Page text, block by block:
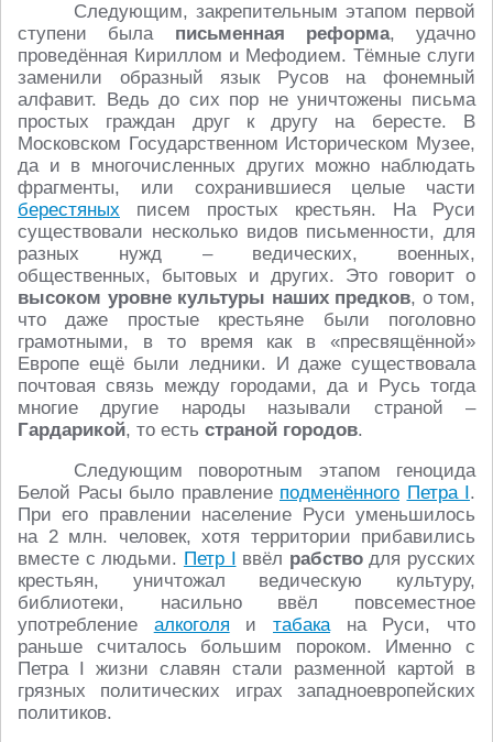
Следующим, закрепительным этапом первой
ступени была письменная реформа, удачно
проведённая Кириллом и Мефодием. Тёмные слуги
заменили образный язык Русов на фонемный
алфавит. Ведь до сих пор не уничтожены письма
простых граждан друг к другу на бересте. В
Московском Государственном Историческом Музее,
да и в многочисленных других можно наблюдать
фрагменты, или сохранившиеся целые части
берестяных писем простых крестьян. На Руси
существовали несколько видов письменности, для
разных нужд – ведических, военных,
общественных, бытовых и других. Это говорит о
высоком уровне культуры наших предков, о том,
что даже простые крестьяне были поголовно
грамотными, в то время как в «пресвящённой»
Европе ещё были ледники. И даже существовала
почтовая связь между городами, да и Русь тогда
многие другие народы называли страной –
Гардарикой, то есть страной городов.
Следующим поворотным этапом геноцида
Белой Расы было правление подменённого Петра I.
При его правлении население Руси уменьшилось
на 2 млн. человек, хотя территории прибавились
вместе с людьми. Петр I ввёл рабстводля русских
крестьян, уничтожал ведическую культуру,
библиотеки, насильно ввёл повсеместное
употребление алкоголя итабакана Руси, что
раньше считалось большим пороком. Именно с
Петра I жизни славян стали разменной картой в
грязных политических играх западноевропейских
политиков.